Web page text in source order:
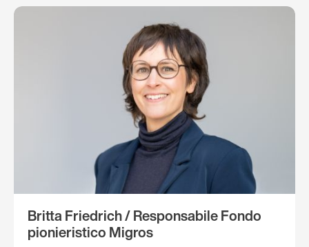
Britta Friedrich / Responsabile Fondo
pionieristico Migros